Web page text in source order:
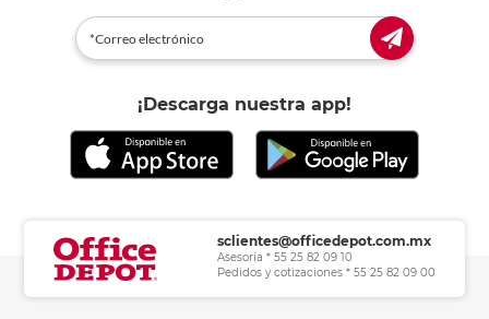
¡Descarga nuestra app!
sclientes@officedepot.com.mx
Asesoría * 55 25 82 09 10
Pedidos y cotizaciones * 55 25 82 09 00